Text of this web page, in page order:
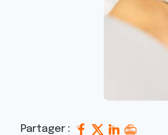
Partager :